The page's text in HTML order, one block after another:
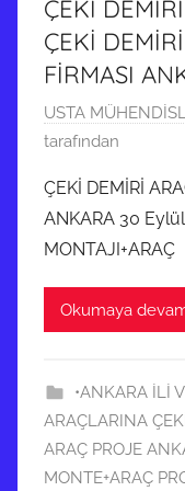
d
e
r
i
l
i
ş
ÇEKİ
ÇEKİ
FİRMASI
6
H
z
i
r
a
1
9
t
a
USTA
tarafından
ÇEKİ DEMİRİ
ANKARA 30
MONTAJI+ARAÇ
Okumaya
•ANKARA İLİ
ARAÇLARINA
ARAÇ PROJE
MONTE+ARAÇ